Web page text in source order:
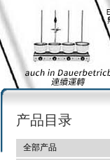
产品目录
全部产品